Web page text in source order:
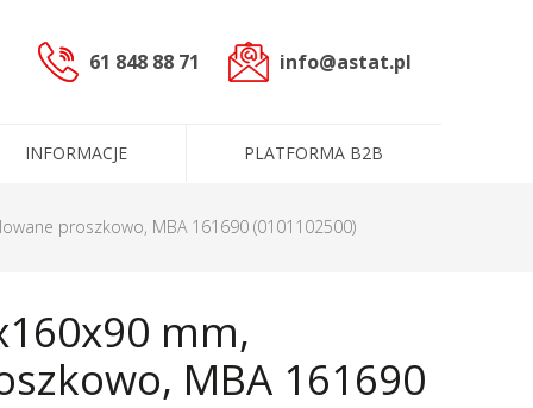
61 848 88 71 info@astat.pl
(PLC)
Dane administracyjne
INFORMACJE
Certyfikaty i polityki
PLATFORMA B2B
proszkowo, MBA 161690 (0101102500)
mm,
MBA 161690